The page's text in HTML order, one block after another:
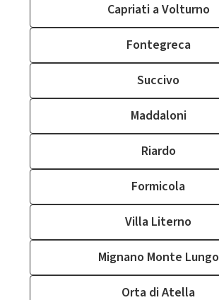
Capriati a Volturno
Fontegreca
Succivo
Maddaloni
Riardo
Formicola
Villa Literno
Mignano Monte Lungo
Orta di Atella